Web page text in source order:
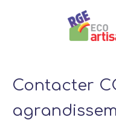
Contacter